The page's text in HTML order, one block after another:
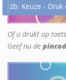
2b. Keuze -
Of u drukt op
Geef nu de